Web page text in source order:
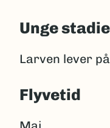
Unge
Larven lever
Flyvetid